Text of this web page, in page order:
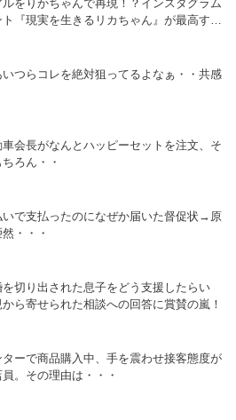
をりかちゃんで再現！？インスタグラム
『現実を生きるリカちゃん』が最高すぎ
つらコレを絶対狙ってるよなぁ・・共感
車会長がなんとハッピーセットを注文、そ
ろん・・
いで支払ったのになぜか届いた督促状→原
・・・
を切り出された息子をどう支援したらい
ら寄せられた相談への回答に賞賛の嵐！
ターで商品購入中、手を震わせ接客態度が
。その理由は・・・